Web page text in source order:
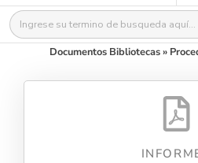
Buscar:
Documentos Bibliotecas»